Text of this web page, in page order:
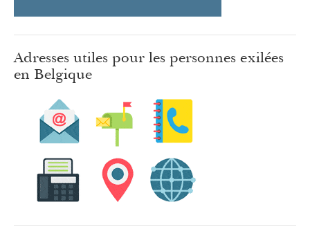
Adresses utiles pour les personnes exilées
en Belgique